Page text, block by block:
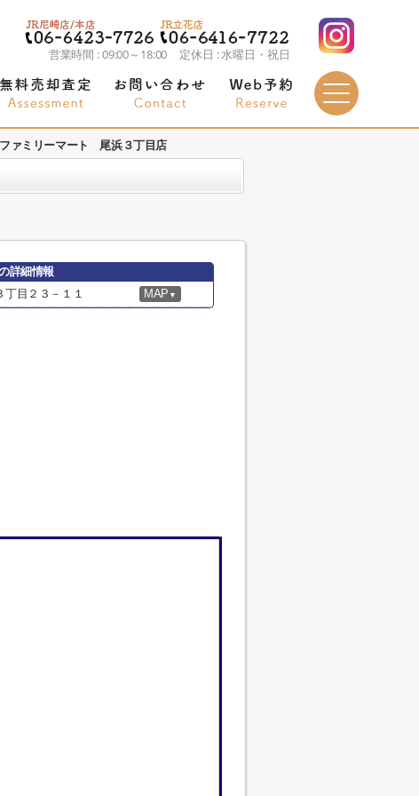
営業時間 : 09:00～18:00 定休日 : 水曜日・祝日
ファミリーマート 尾浜３丁目店
詳細情報
丁目２３－１１ MAP ▼